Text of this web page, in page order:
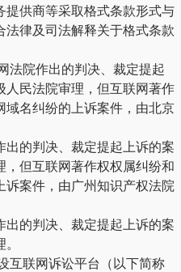
供商等采取格式条款形式与
法律及司法解释关于格式条款
法院作出的判决、裁定提起
人民法院审理，但互联网著作
域名纠纷的上诉案件，由北京
的判决、裁定提起上诉的案
但互联网著作权权属纠纷和
案件，由广州知识产权法院
的判决、裁定提起上诉的案
互联网诉讼平台（以下简称